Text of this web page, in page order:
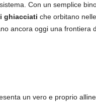
Con un semplice
ghiacciati che orbitano
ancora oggi una frontiera
un vero e proprio